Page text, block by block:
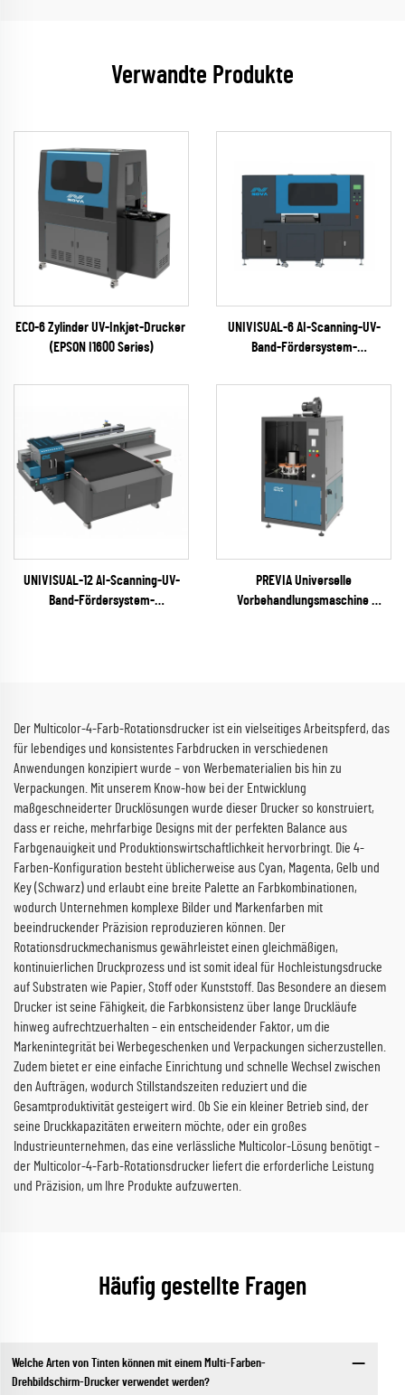
Verwandte Produkte
ECO-6 Zylinder UV-Inkjet-Drucker
(EPSON I1600 Series)
UNIVISUAL-6 AI-Scanning-UV-
Band-Fördersystem-
(RICOH Gen6 Serie)
UNIVISUAL-12 AI-Scanning-UV-
Band-Fördersystem-
PREVIA Universelle
Vorbehandlungsmaschine
Der Multicolor-4-Farb-Rotationsdrucker ist ein vielseitiges Arbeitspferd, das
für lebendiges und konsistentes Farbdrucken in verschiedenen
Anwendungen konzipiert wurde – von Werbematerialien bis hin zu
Verpackungen. Mit unserem Know-how bei der Entwicklung
maßgeschneiderter Drucklösungen wurde dieser Drucker so konstruiert,
dass er reiche, mehrfarbige Designs mit der perfekten Balance aus
Farbgenauigkeit und Produktionswirtschaftlichkeit hervorbringt. Die 4-
Farben-Konfiguration besteht üblicherweise aus Cyan, Magenta, Gelb und
Key (Schwarz) und erlaubt eine breite Palette an Farbkombinationen,
wodurch Unternehmen komplexe Bilder und Markenfarben mit
beeindruckender Präzision reproduzieren können. Der
Rotationsdruckmechanismus gewährleistet einen gleichmäßigen,
kontinuierlichen Druckprozess und ist somit ideal für Hochleistungsdrucke
auf Substraten wie Papier, Stoff oder Kunststoff. Das Besondere an diesem
Drucker ist seine Fähigkeit, die Farbkonsistenz über lange Druckläufe
hinweg aufrechtzuerhalten – ein entscheidender Faktor, um die
Markenintegrität bei Werbegeschenken und Verpackungen sicherzustellen.
Zudem bietet er eine einfache Einrichtung und schnelle Wechsel zwischen
den Aufträgen, wodurch Stillstandszeiten reduziert und die
Gesamtproduktivität gesteigert wird. Ob Sie ein kleiner Betrieb sind, der
seine Druckkapazitäten erweitern möchte, oder ein großes
Industrieunternehmen, das eine verlässliche Multicolor-Lösung benötigt –
der Multicolor-4-Farb-Rotationsdrucker liefert die erforderliche Leistung
und Präzision, um Ihre Produkte aufzuwerten.
Häufig gestellte Fragen
Welche Arten von Tinten können mit einem Multi-Farben-
Drehbildschirm-Drucker verwendet werden?